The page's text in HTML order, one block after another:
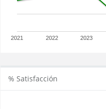
2021 2022 2023
% Satisfacción